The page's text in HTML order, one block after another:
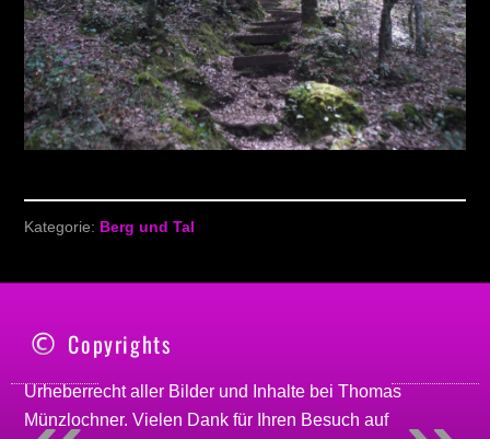
Kategorie: Berg und Tal
Copyrights
Urheberrecht aller Bilder und Inhalte beiThomas
Münzlochner. Vielen Dank für Ihren Besuch auf